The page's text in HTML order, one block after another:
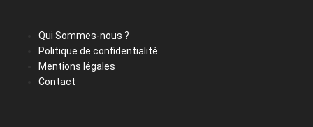
Qui Sommes-nous ?
Politique de confidentialité
Mentions légales
Contact